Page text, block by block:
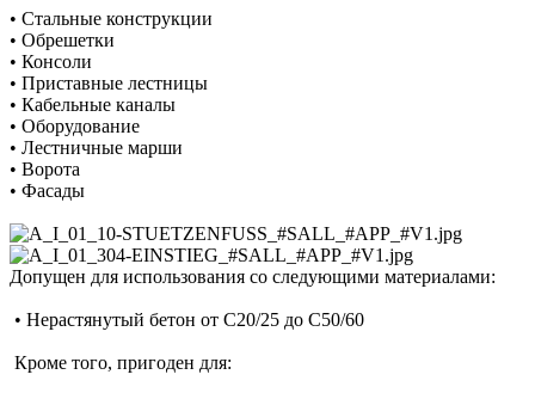
• Стальные конструкции
• Обрешетки
• Консоли
• Приставные лестницы
• Кабельные каналы
• Оборудование
• Лестничные марши
• Ворота
• Фасады
Допущен для использования со следующими материалами:
• Нерастянутый бетон от C20/25 до C50/60
Кроме того, пригоден для: